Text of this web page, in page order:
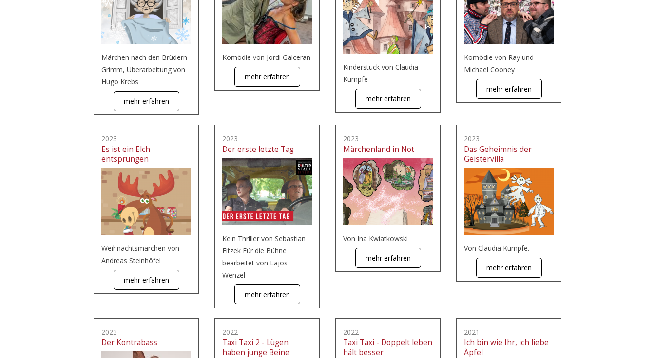
Märchen nach den Brüdern
Grimm, Überarbeitung von
Hugo Krebs
mehr erfahren
Komödie von Jordi Galceran
mehr erfahren
Kinderstück von Claudia
Kumpfe
mehr erfahren
Komödie von Ray und
Michael Cooney
mehr erfahren
2023
Es ist ein Elch
entsprungen
Weihnachtsmärchen von
Andreas Steinhöfel
mehr erfahren
2023
Der erste letzte Tag
Kein Thriller von Sebastian
Fitzek Für die Bühne
bearbeitet von Lajos
Wenzel
mehr erfahren
2023
Märchenland in Not
Von Ina Kwiatkowski
mehr erfahren
2023
Das Geheimnis der
Geistervilla
Von Claudia Kumpfe.
mehr erfahren
2023
Der Kontrabass
2022
Taxi Taxi 2 - Lügen
haben junge Beine
2022
Taxi Taxi - Doppelt leben
hält besser
2021
Ich bin wie Ihr, ich liebe
Äpfel